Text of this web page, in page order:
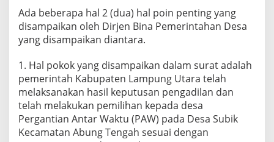
Ada beberapa hal 2 (dua) hal poin penting yang
disampaikan oleh Dirjen Bina Pemerintahan Desa
yang disampaikan diantara.
1. Hal pokok yang disampaikan dalam surat adalah
pemerintah Kabupaten Lampung Utara telah
melaksanakan hasil keputusan pengadilan dan
telah melakukan pemilihan kepada desa
Pergantian Antar Waktu (PAW) pada Desa Subik
Kecamatan Abung Tengah sesuai dengan